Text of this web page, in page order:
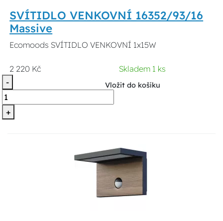
SVÍTIDLO VENKOVNÍ 16352/93/16
Massive
Ecomoods SVÍTIDLO VENKOVNÍ 1x15W
2 220 Kč
Skladem 1 ks
-
+
Vložit do košíku